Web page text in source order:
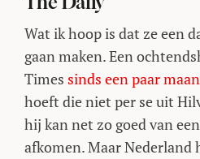
Wat ik hoop is dat ze een
gaan maken. Een
Times sinds een paar
hoeft die niet per se uit
hij kan net zo goed van
afkomen. Maar Nederland